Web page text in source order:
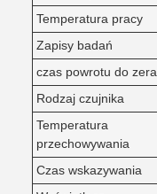
Temperatura pracy
Zapisy badań
czas powrotu do zera
Rodzaj czujnika
Temperatura
przechowywania
Czas wskazywania